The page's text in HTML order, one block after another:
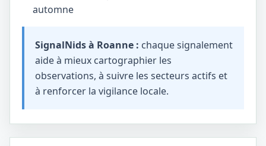
automne
SignalNids à Roanne : chaque signalement
aide à mieux cartographier les
observations, à suivre les secteurs actifs et
à renforcer la vigilance locale.